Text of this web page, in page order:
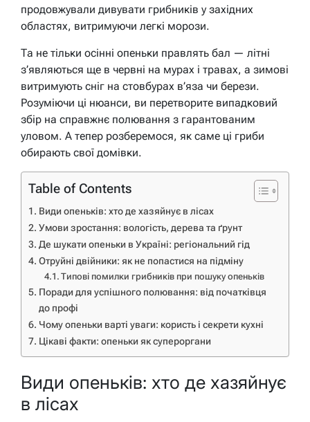
продовжували дивувати грибників у західних
областях, витримуючи легкі морози.
Та не тільки осінні опеньки правлять бал — літні
з’являються ще в червні на мурах і травах, а зимові
витримують сніг на стовбурах в’яза чи берези.
Розуміючи ці нюанси, ви перетворите випадковий
збір на справжнє полювання з гарантованим
уловом. А тепер розберемося, як саме ці гриби
обирають свої домівки.
Table of Contents
Види опеньків: хто де хазяйнує в лісах
Умови зростання: вологість, дерева та ґрунт
Де шукати опеньки в Україні: регіональний гід
Отруйні двійники: як не попастися на підміну
Типові помилки грибників при пошуку опеньків
Поради для успішного полювання: від початківця
до профі
Чому опеньки варті уваги: користь і секрети кухні
Цікаві факти: опеньки як супероргани
Види опеньків: хто де хазяйнує
в лісах